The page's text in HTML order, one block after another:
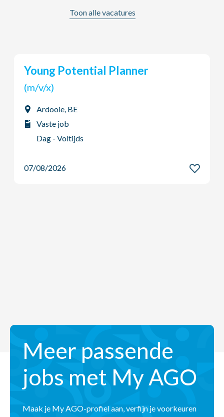
Toon alle vacatures
Young Potential Planner
(m/v/x)
Ardooie, BE
Vaste job
Dag - Voltijds
07/08/2026
Meer passende
jobs met My AGO
Maak je My AGO-profiel aan, verfijn je voorkeuren